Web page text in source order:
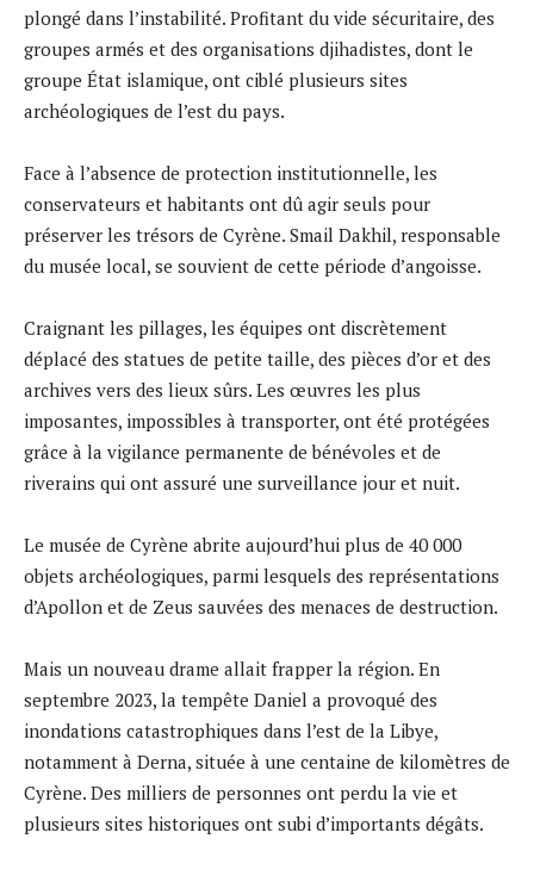
plongé dans l’instabilité. Profitant du vide sécuritaire, des
groupes armés et des organisations djihadistes, dont le
groupe État islamique, ont ciblé plusieurs sites
archéologiques de l’est du pays.
Face à l’absence de protection institutionnelle, les
conservateurs et habitants ont dû agir seuls pour
préserver les trésors de Cyrène. Smail Dakhil, responsable
du musée local, se souvient de cette période d’angoisse.
Craignant les pillages, les équipes ont discrètement
déplacé des statues de petite taille, des pièces d’or et des
archives vers des lieux sûrs. Les œuvres les plus
imposantes, impossibles à transporter, ont été protégées
grâce à la vigilance permanente de bénévoles et de
riverains qui ont assuré une surveillance jour et nuit.
Le musée de Cyrène abrite aujourd’hui plus de 40 000
objets archéologiques, parmi lesquels des représentations
d’Apollon et de Zeus sauvées des menaces de destruction.
Mais un nouveau drame allait frapper la région. En
septembre 2023, la tempête Daniel a provoqué des
inondations catastrophiques dans l’est de la Libye,
notamment à Derna, située à une centaine de kilomètres de
Cyrène. Des milliers de personnes ont perdu la vie et
plusieurs sites historiques ont subi d’importants dégâts.